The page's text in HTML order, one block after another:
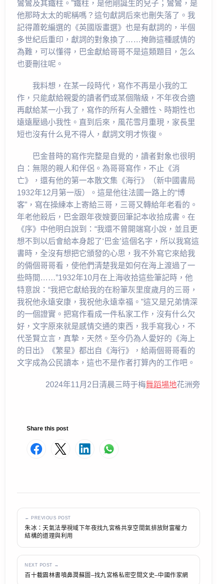
鸞鸞及其鐵柱。”鐵柱，是他剛誕生的兒子；鸞鸞，是
他那時太太的昵稱嗎？這句獻詞后來也刪失落了。我
記得蕭乾編選的《英國版畫選》也是有獻詞的，半個
多世紀后重印，獻詞的對象換了……掩飾這種感情的
為難，可以懂得，巴金獻給哥哥不是這類題目，怎么
也要刪往呢。
我料想，在某一段時代，寫作不再是小我的工
作，只能獻給親愛的讀者們或某個階級，不年夜合適
再獻給某一小我了，寫作的所有人全體性、時期性也
遠遠壓過小我性。直到后來，風花雪月重現，家長里
短也沒有什么見不得人，獻詞文明才恢復。
巴金昔時的寫作完整是自覺的，讀者對象也很明
白：無限的親人和伴侶。為哥哥寫作，不止《消
亡》，還有他的第一本散文集《海行》（新中國書局
1932年12月第一版）。這是他往法國一路上的“博
客”，寫在操練本上寄給三哥，三哥又轉給年老看的。
年老他殺后，巴金跟年夜嫂要回筆記本收拾成書。在
《序》中他明白說到：“我還不曾開端寫小說，並且更
想不到以后會給本身起了‘巴金’這個名字，所以我寫這
書時，全沒有想把它頒發的心思，我不外寫它來給我
的倆個哥哥看，使他們清楚我是如何在海上渡過了一
些時間……”1932年10月在上海收拾這些筆記時，他
特意說：“我把它獻給我的在粉筆灰里度歲月的三哥，
我祝他永遠安康，我祝他永遠幸福。”這又是兄弟情深
的一個證實。把寫作看成一件私家工作，沒有什么欠
好，文字原來就是感情交通的東西，我手寫我心，不
代圣賢立言，真摯，天然。至今仍為人愛好的《海上
的日出》《繁星》都出自《海行》，給兩個哥哥看的
文字成為公民讀本，這也不是作者打算內的工作吧。
2024年11月2日清晨三時于梅舞蹈場地花洲旁
Share this post
← PREVIOUS POST
朱冰：天氣法學視域下年夜找九宮格共享空間氣排放財富權力
結構的道理與利用
NEXT POST →
百十載園林書噴鼻潤蘇圖–找九宮格私密空間文史–中國作家網